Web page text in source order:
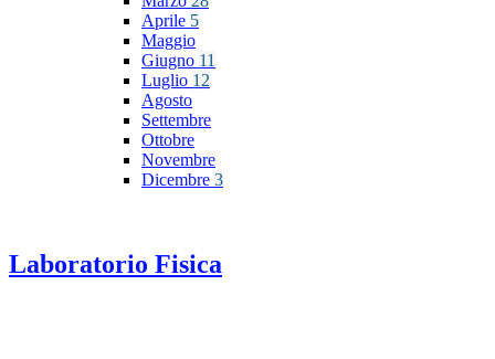
Aprile 5
Maggio
Giugno 11
Luglio 12
Agosto
Settembre
Ottobre
Novembre
Dicembre 3
Laboratorio Fisica